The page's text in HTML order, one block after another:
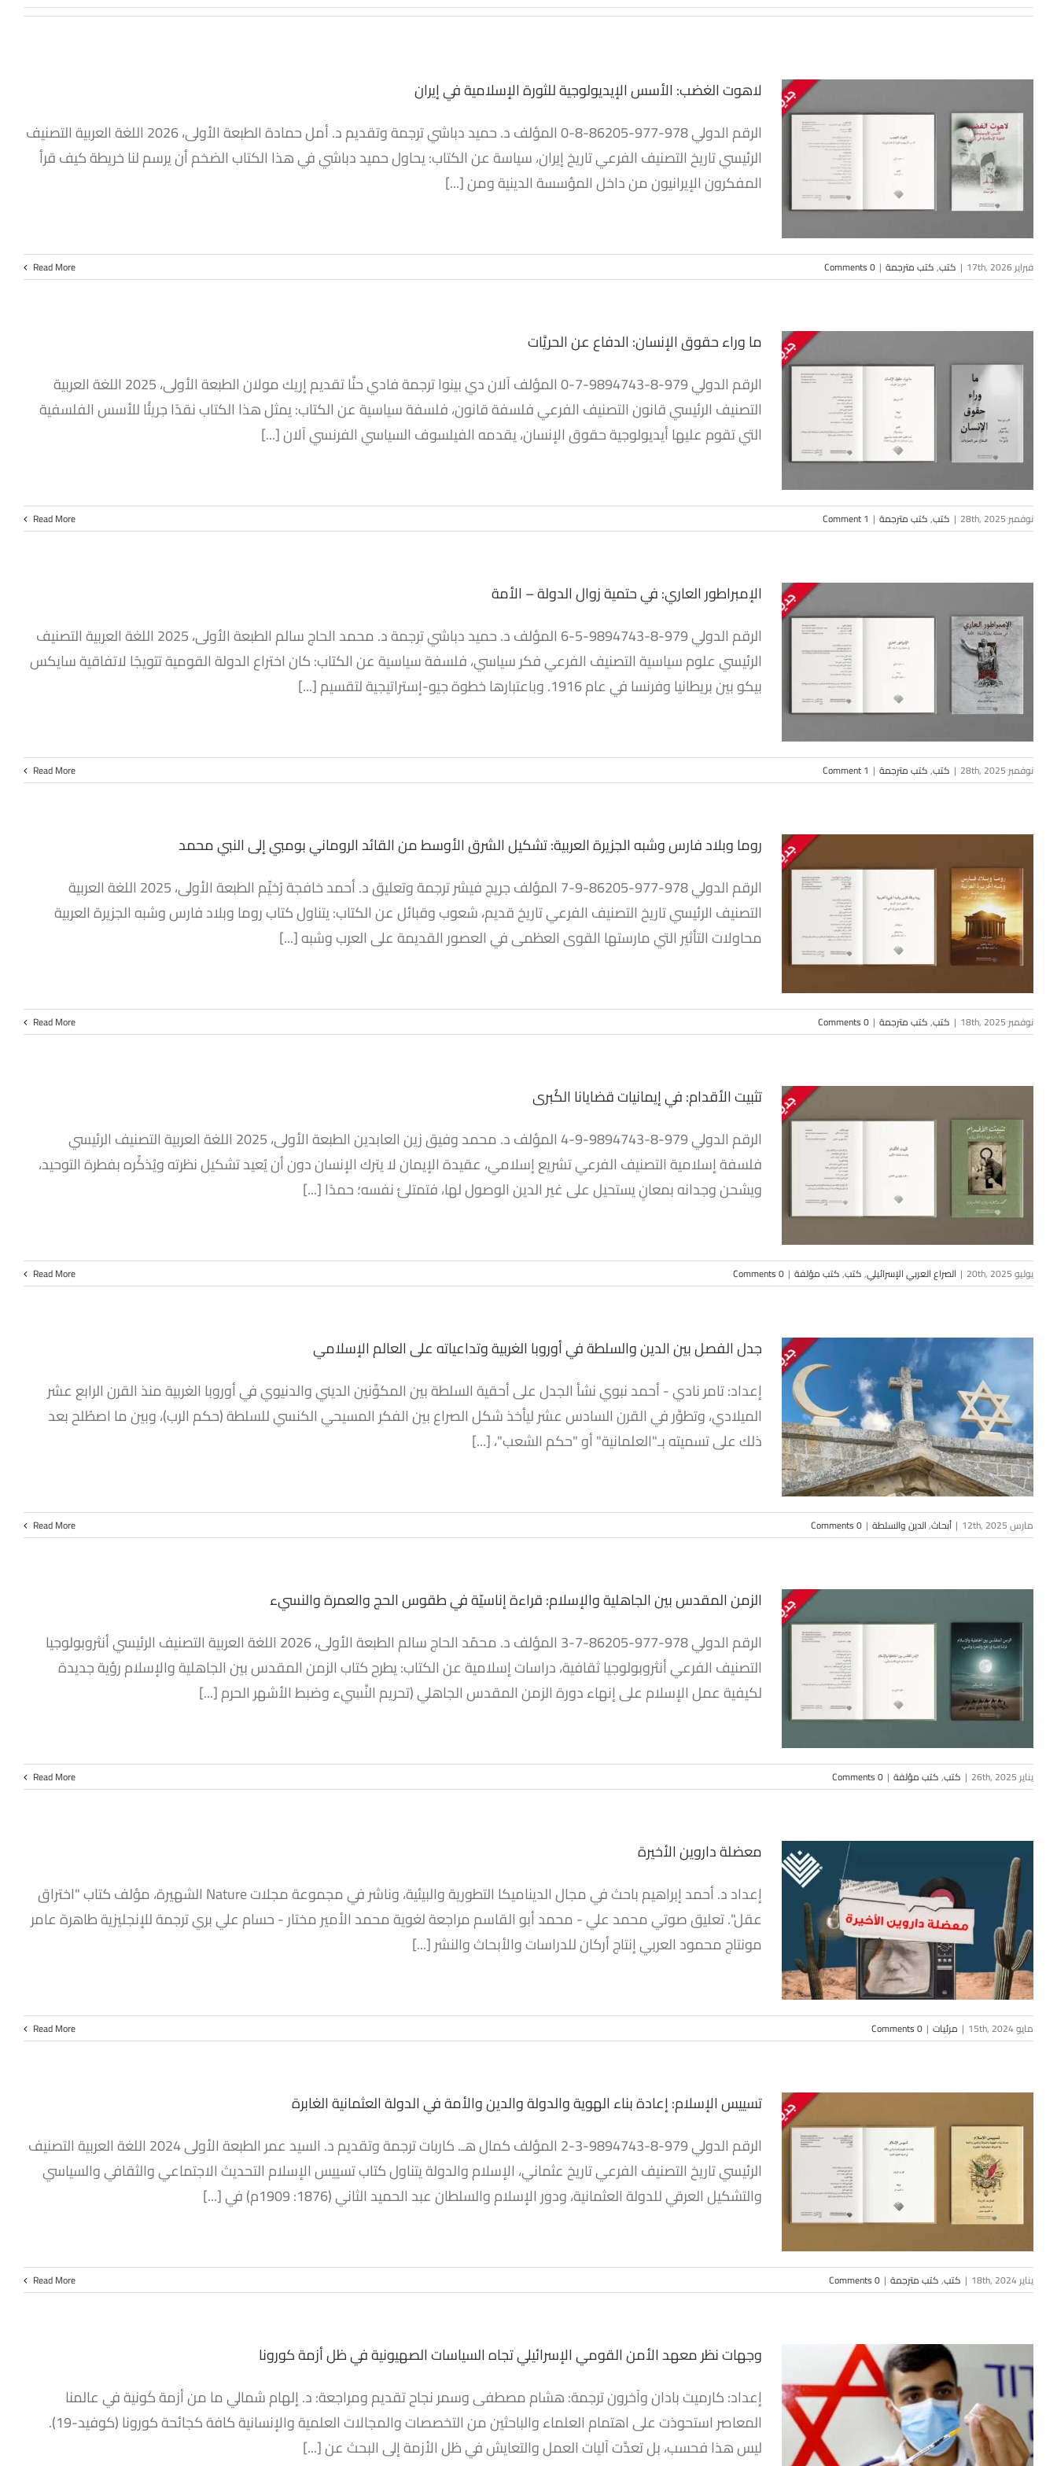
لاهوت الغضب: الأسس الإيديولوجية
للثورة الإسلامية في إيران
لاهوت الغضب: الأسس الإيديولوجية للثورة الإسلامية في إيران
الرقم الدولي 978-977-86205-8-0 المؤلف د. حميد دباشي ترجمة وتقديم د. أمل حمادة الطبعة الأولى، 2026 اللغة العربية التصنيف
الرئيسي تاريخ التصنيف الفرعي تاريخ إيران، سياسة عن الكتاب: يحاول حميد دباشي في هذا الكتاب الضخم أن يرسم لنا خريطة كيف قرأ
المفكرون الإيرانيون من داخل المؤسسة الدينية ومن [...]
فبراير 17th, 2026 | كتب,كتب مترجمة |
0 Comments
Read More
ما وراء حقوق الإنسان: الدفاع عن
الحريَّات
ما وراء حقوق الإنسان: الدفاع عن الحريَّات
الرقم الدولي 979-8-9894743-7-0 المؤلف آلان دي بينوا ترجمة فادي حنَّا تقديم إريك مولان الطبعة الأولى، 2025 اللغة العربية
التصنيف الرئيسي قانون التصنيف الفرعي فلسفة قانون، فلسفة سياسية عن الكتاب: يمثل هذا الكتاب نقدًا جريئًا للأسس الفلسفية
التي تقوم عليها أيديولوجية حقوق الإنسان، يقدمه الفيلسوف السياسي الفرنسي آلان [...]
نوفمبر 28th, 2025 | كتب,كتب مترجمة |
1 Comment
Read More
الإمبراطور العاري: في حتمية زوال
الدولة – الأمة
الإمبراطور العاري: في حتمية زوال الدولة – الأمة
الرقم الدولي 979-8-9894743-5-6 المؤلف د. حميد دباشي ترجمة د. محمد الحاج سالم الطبعة الأولى، 2025 اللغة العربية التصنيف
الرئيسي علوم سياسية التصنيف الفرعي فكر سياسي، فلسفة سياسية عن الكتاب: كان اختراع الدولة القومية تتويجًا لاتفاقية سايكس
بيكو بين بريطانيا وفرنسا في عام 1916. وباعتبارها خطوة جيو-إستراتيجية لتقسيم [...]
نوفمبر 28th, 2025 | كتب,كتب مترجمة |
1 Comment
Read More
روما وبلاد فارس وشبه الجزيرة
العربية: تشكيل الشرق الأوسط من
القائد الروماني بومبي إلى النبي
محمد
روما وبلاد فارس وشبه الجزيرة العربية: تشكيل الشرق الأوسط من القائد الروماني بومبي إلى النبي محمد
الرقم الدولي 978-977-86205-9-7 المؤلف جريج فيشر ترجمة وتعليق د. أحمد خافجة رُخيِّم الطبعة الأولى، 2025 اللغة العربية
التصنيف الرئيسي تاريخ التصنيف الفرعي تاريخ قديم، شعوب وقبائل عن الكتاب: يتناول كتاب روما وبلاد فارس وشبه الجزيرة العربية
محاولات التأثير التي مارستها القوى العظمى في العصور القديمة على العرب وشبه [...]
نوفمبر 18th, 2025 | كتب,كتب مترجمة |
0 Comments
Read More
تثبيت الأقدام: في إيمانيات قضايانا
الكُبرى
كتب
تثبيت الأقدام: في إيمانيات قضايانا الكُبرى
الرقم الدولي 979-8-9894743-9-4 المؤلف د. محمد وفيق زين العابدين الطبعة الأولى، 2025 اللغة العربية التصنيف الرئيسي
فلسفة إسلامية التصنيف الفرعي تشريع إسلامي، عقيدة الإيمان لا يترك الإنسان دون أن يُعيد تشكيل نظرته ويُذكِّره بفطرة التوحيد،
ويشحن وجدانه بمعانٍ يستحيل على غير الدين الوصول لها، فتمتلئ نفسه؛ حمدًا [...]
يوليو 20th, 2025 | الصراع العربي الإسرائيلي,كتب,كتب مؤلفة |
0 Comments
Read More
جدل الفصل بين الدين والسلطة في
أوروبا الغربية وتداعياته على العالم
الإسلامي
جدل الفصل بين الدين والسلطة في أوروبا الغربية وتداعياته على العالم الإسلامي
إعداد: تامر نادي - أحمد نبوي نشأ الجدل على أحقية السلطة بين المكوِّنين الديني والدنيوي في أوروبا الغربية منذ القرن الرابع عشر
الميلادي، وتطوَّر في القرن السادس عشر ليأخذ شكل الصراع بين الفكر المسيحي الكنسي للسلطة (حكم الرب)، وبين ما اصطُلح بعد
ذلك على تسميته بـ"العلمانية" أو "حكم الشعب"، [...]
مارس 12th, 2025 | أبحاث,الدين والسلطة |
0 Comments
Read More
الزمن المقدس بين الجاهلية
والإسلام: قراءة إناسيّة في طقوس
الحج والعمرة والنسيء
الزمن المقدس بين الجاهلية والإسلام: قراءة إناسيّة في طقوس الحج والعمرة والنسيء
الرقم الدولي 978-977-86205-7-3 المؤلف د. محمّد الحاج سالم الطبعة الأولى، 2026 اللغة العربية التصنيف الرئيسي أنثروبولوجيا
التصنيف الفرعي أنثروبولوجيا ثقافية، دراسات إسلامية عن الكتاب: يطرح كتاب الزمن المقدس بين الجاهلية والإسلام رؤية جديدة
لكيفية عمل الإسلام على إنهاء دورة الزمن المقدس الجاهلي (تحريم النَّسِيء وضبط الأشهر الحرم [...]
يناير 26th, 2025 | كتب,كتب مؤلفة |
0 Comments
Read More
معضلة داروين الأخيرة
مرئيات
معضلة داروين الأخيرة
إعداد د. أحمد إبراهيم باحث في مجال الديناميكا التطورية والبيئية، وناشر في مجموعة مجلات Nature الشهيرة، مؤلف كتاب "اختراق
عقل". تعليق صوتي محمد علي - محمد أبو القاسم مراجعة لغوية محمد الأمير مختار - حسام علي بري ترجمة للإنجليزية طاهرة عامر
مونتاج محمود العربي إنتاج أركان للدراسات والأبحاث والنشر [...]
مايو 15th, 2024 | مرئيات |
0 Comments
Read More
تسييس الإسلام: إعادة بناء الهوية
والدولة والدين والأمة في الدولة
العثمانية الغابرة
تسييس الإسلام: إعادة بناء الهوية والدولة والدين والأمة في الدولة العثمانية الغابرة
الرقم الدولي 979-8-9894743-3-2 المؤلف كمال هـ. كاربات ترجمة وتقديم د. السيد عمر الطبعة الأولى 2024 اللغة العربية التصنيف
الرئيسي تاريخ التصنيف الفرعي تاريخ عثماني، الإسلام والدولة يتناول كتاب تسييس الإسلام التحديث الاجتماعي والثقافي والسياسي
والتشكيل العرقي للدولة العثمانية، ودور الإسلام والسلطان عبد الحميد الثاني (1876: 1909م) في [...]
يناير 18th, 2024 | كتب,كتب مترجمة |
0 Comments
Read More
وجهات نظر معهد الأمن القومي
الإسرائيلي تجاه السياسات الصهيونية
في ظل أزمة كورونا
وجهات نظر معهد الأمن القومي الإسرائيلي تجاه السياسات الصهيونية في ظل أزمة كورونا
إعداد: كارميت بادان وآخرون ترجمة: هشام مصطفى وسمر نجاح تقديم ومراجعة: د. إلهام شمالي ما من أزمة كَونية في عالمنا
المعاصر استحوذت على اهتمام العلماء والباحثين من التخصصات والمجالات العلمية والإنسانية كافة كجائحة كورونا (كوفيد-19).
ليس هذا فحسب، بل تعدَّت آليات العمل والتعايش في ظل الأزمة إلى البحث عن [...]